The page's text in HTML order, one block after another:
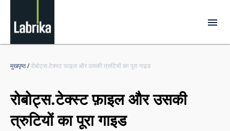
मुखपृष्ठ/रोबोट्स.टेक्स्ट फ़ाइल और उसकी त्रुटियों का पूरा गाइड
रोबोट्स.टेक्स्ट फ़ाइल और उसकी
त्रुटियों का पूरा गाइड